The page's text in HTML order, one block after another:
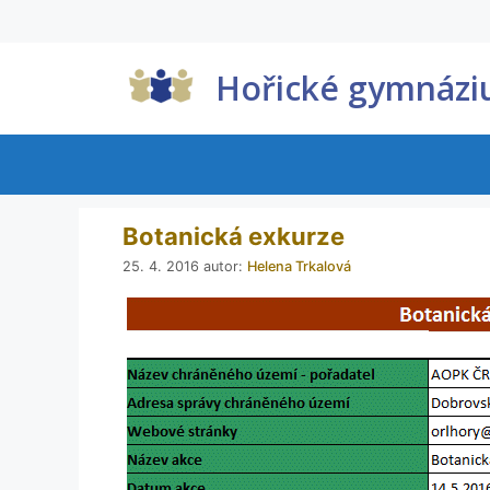
Hořické
Botanická exkurze
25. 4. 2016 autor: Helena Trkalová